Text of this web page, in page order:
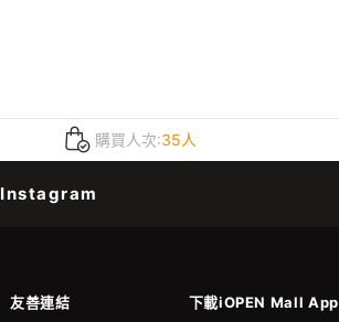
購買人次:35人
Instagram
友善連結 下載iOPEN Mall App